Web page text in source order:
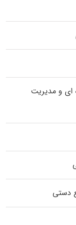
ای و مدیریت
دستی